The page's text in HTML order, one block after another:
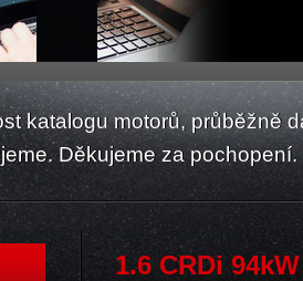
katalogu motorů, průběžně
Děkujeme za pochopení.
1.6 CRDi